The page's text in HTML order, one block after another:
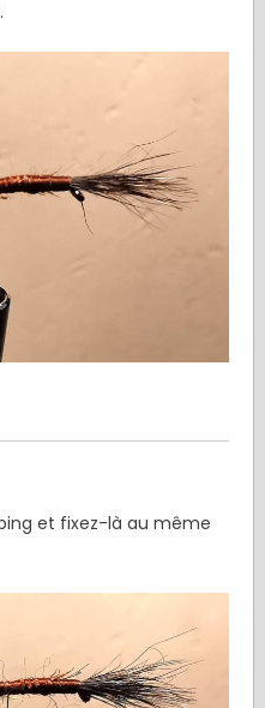
et fixez-là au même